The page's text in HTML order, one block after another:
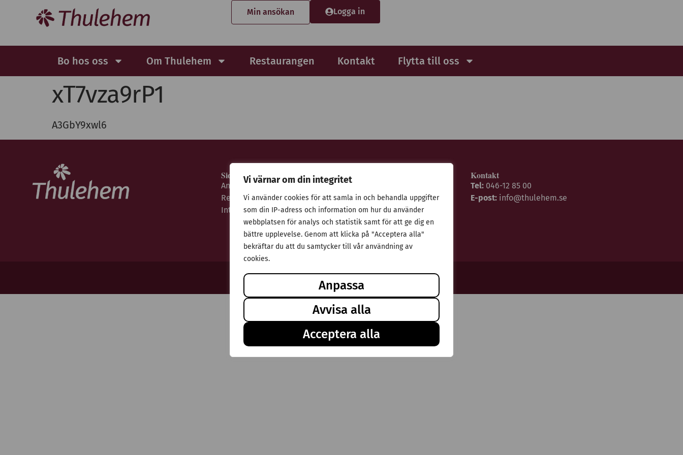
Vi värnar om din integritet
Vi använder cookies för att samla in och behandla uppgifter
som din IP-adress och information om hur du använder
webbplatsen för analys och statistik samt för att ge dig en
bättre upplevelse. Genom att klicka på "Acceptera alla"
bekräftar du att du samtycker till vår användning av
cookies.
Anpassa
Avvisa alla
Acceptera alla
Min ansökan Logga in
Bo hos oss Om Thulehem Restaurangen Kontakt Flytta till oss
xT7vza9rP1
A3GbY9xwl6
Sidor
Ansökan
Restaurangen
Integritetspolicy
Adress
Stiftelsen Thulehem i Lund
Thulehemsvägen 40
224 67 Lund
Kontakt
Tel: 046-12 85 00
E-post: info@thulehem.se
© Stiftelsen Thulehem 2025